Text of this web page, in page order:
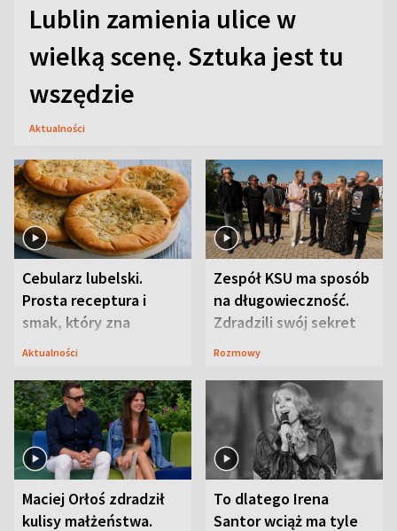
Lublin zamienia ulice w
wielką scenę. Sztuka jest tu
wszędzie
Aktualności
Cebularz lubelski.
Prosta receptura i
smak, który zna
Lubelszczyzna
Aktualności
Zespół KSU ma sposób
na długowieczność.
Zdradzili swój sekret
Rozmowy
Maciej Orłoś zdradził
kulisy małżeństwa.
To dlatego Irena
Santor wciąż ma tyle